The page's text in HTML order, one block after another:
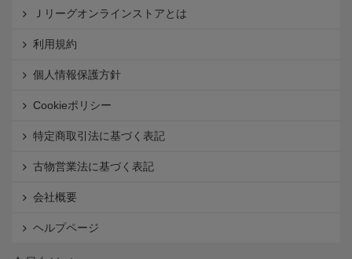
Ｊリーグオンラインストアとは
利用規約
個人情報保護方針
Cookieポリシー
特定商取引法に基づく表記
古物営業法に基づく表記
会社概要
ヘルプページ